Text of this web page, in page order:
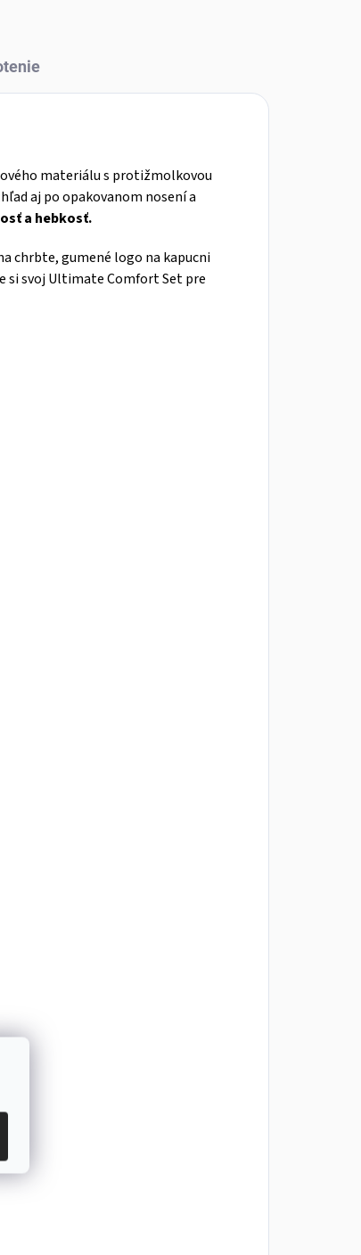
materiálu s protižmolkovou
aj po opakovanom nosení a
a hebkosť.
chrbte, gumené logo na kapucni
si svoj Ultimate Comfort Set pre